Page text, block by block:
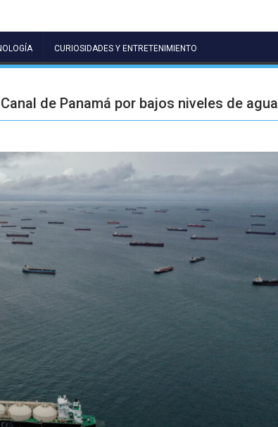
CURIOSIDADES Y ENTRETENIMIENTO
de Panamá por bajos niveles de agua